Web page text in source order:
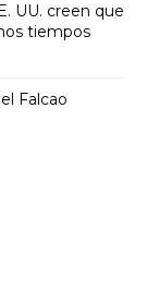
UU. creen que
tiempos
Falcao